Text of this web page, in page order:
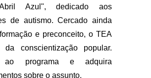
Azul", dedicado aos
de autismo. Cercado ainda
e preconceito, o TEA
da conscientização popular.
ao programa e adquira
sobre o assunto.